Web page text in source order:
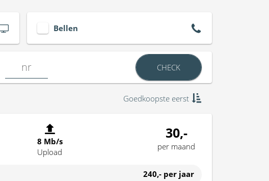
Bellen
CHECK
Goedkoopste eerst
8 Mb/s
Upload
30,-
per maand
240,- per jaar